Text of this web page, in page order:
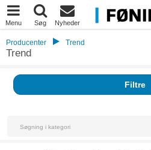
Menu Søg Nyheder
Producenter Trend
Trend
Filtre